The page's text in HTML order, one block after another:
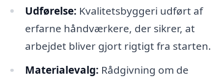
Udførelse: Kvalitetsbyggeri udført af
erfarne håndværkere, der sikrer, at
arbejdet bliver gjort rigtigt fra starten.
Materialevalg: Rådgivning om de